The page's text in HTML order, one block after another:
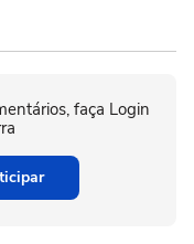
faça Login